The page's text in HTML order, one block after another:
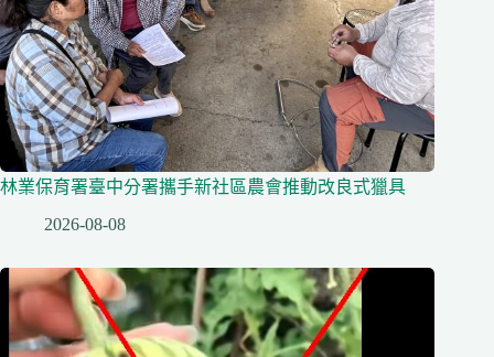
林業保育署臺中分署攜手新社區農會推動改良式獵具
2026-08-08